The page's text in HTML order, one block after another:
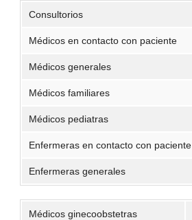
Consultorios
Médicos en contacto con paciente
Médicos generales
Médicos familiares
Médicos pediatras
Enfermeras en contacto con paciente
Enfermeras generales
Médicos ginecoobstetras